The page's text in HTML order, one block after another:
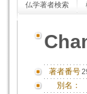
仏学著者検索
著者番号
別名：